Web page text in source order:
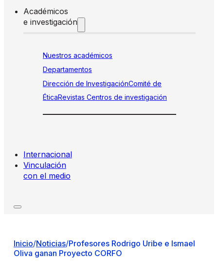
Académicos
e investigación
Nuestros académicos
Departamentos
Dirección de InvestigaciónComité de
ÉticaRevistas Centros de investigación
Internacional
Vinculación
con el medio
Inicio/Noticias/Profesores Rodrigo Uribe e Ismael
Oliva ganan Proyecto CORFO